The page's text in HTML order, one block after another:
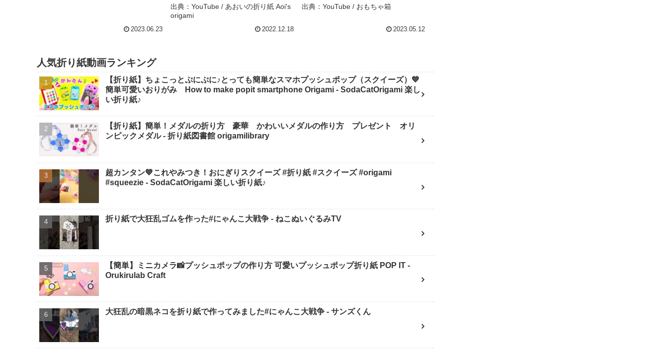
2023.06.23
HACHIWARE – あおいの折り紙
Aoi’s origami
出典：YouTube / あおいの折り紙 Aoi's
origami
2022.12.18
出典：YouTube / おもちゃ箱
2023.05.12
人気折り紙動画ランキング
【折り紙】ちょこっとぷにぷに♪とっても簡単なスマホプッシュポップ（スクイーズ）💙
簡単可愛いおりがみ How to make popit smartphone Origami - SodaCatOrigami 楽し
い折り紙♪
【折り紙】簡単！メダルの折り方 豪華 かわいいメダルの作り方 プレゼント オリ
ンピックメダル - 折り紙図書館 origamilibrary
超カンタン💙これやみつき！おにぎりスクイーズ #折り紙 #スクイーズ #origami
#squeezie - SodaCatOrigami 楽しい折り紙♪
折り紙で大狂乱ゴムを作った#にゃんこ大戦争 - ねこぬいぐるみTV
【簡単】ミニカメラ📸プッシュポップの作り方 可愛いプッシュポップ折り紙 POP IT -
Orukirulab Craft
大狂乱の暗黒ネコを折り紙で作ってみました#にゃんこ大戦争 - サンズくん